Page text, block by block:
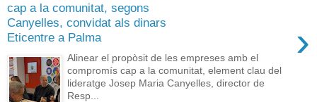
cap a la comunitat, segons
Canyelles, convidat als dinars
Eticentre a Palma
›
Alinear el propòsit de les empreses amb el
compromís cap a la comunitat, element clau del
lideratge Josep Maria Canyelles, director de
Resp...